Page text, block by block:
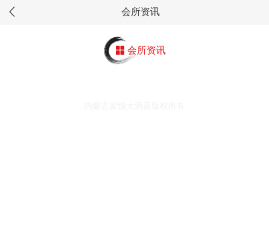
会所资讯
会所资讯